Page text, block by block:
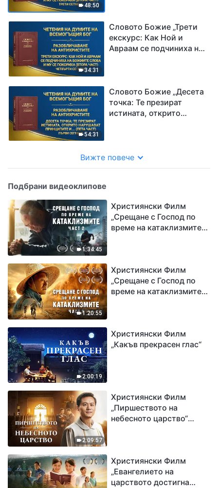
48:50
34:31
Словото Божие „Трети
екскурс: Как Ной и
Авраам се подчиниха на
54:31
Словото Божие „Десета
точка: Те презират
истината, открито
дом (пета част)“ Първи
сегмент
Вижте повече
Подбрани видеоклипове
1:34:45
Християнски Филм
„Срещане с Господ по
време на катаклизмите“
1:20:55
Християнски Филм
„Срещане с Господ по
време на катаклизмите“
2:00:19
Християнски Филм
„Какъв прекрасен глас“
2:09:57
Християнски Филм
„Пиршеството на
небесното царство“
Християнски Филм
„Евангелието на
царството достигна